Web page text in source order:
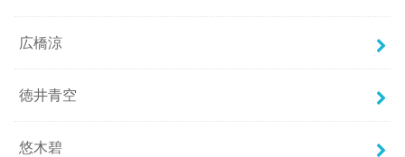
広橋涼
徳井青空
悠木碧